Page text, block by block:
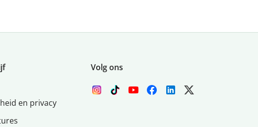
en privacy
Volg ons